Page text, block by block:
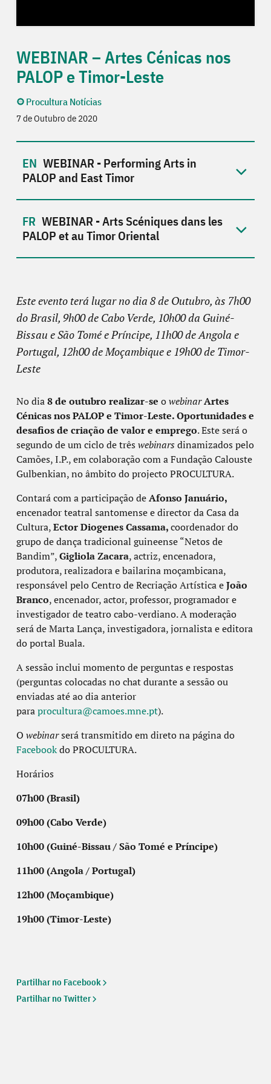
WEBINAR – Artes Cénicas nos
PALOP e Timor-Leste
Procultura Notícias
7 de Outubro de 2020
WEBINAR - Performing Arts in
PALOP and East Timor
WEBINAR - Arts Scéniques dans les
PALOP et au Timor Oriental
Este evento terá lugar no dia 8 de Outubro, às 7h00
do Brasil, 9h00 de Cabo Verde, 10h00 da Guiné-
Bissau e São Tomé e Príncipe, 11h00 de Angola e
Portugal, 12h00 de Moçambique e 19h00 de Timor-
Leste
No dia8 de outubro realizar-se owebinarArtes
Cénicas nos PALOP e Timor-Leste. Oportunidades e
desafios de criação de valor e emprego. Este será o
segundo de um ciclo de três webinars dinamizados pelo
Camões, I.P., em colaboração com a Fundação Calouste
Gulbenkian, no âmbito do projecto PROCULTURA.
Contará com a participação deAfonso Januário,
encenador teatral santomense e director da Casa da
Cultura,Ector Diogenes Cassama,coordenador do
grupo de dança tradicional guineense “Netos de
Bandim”,Gigliola Zacara, actriz, encenadora,
produtora, realizadora e bailarina moçambicana,
responsável pelo Centro de Recriação Artística eJoão
Branco, encenador, actor, professor, programador e
investigador de teatro cabo-verdiano. A moderação
será de Marta Lança, investigadora, jornalista e editora
do portal Buala.
A sessão inclui momento de perguntas e respostas
(perguntas colocadas no chat durante a sessão ou
enviadas até ao dia anterior
paraprocultura@camoes.mne.pt).
O webinarserá transmitido em direto na página do
Facebookdo PROCULTURA.
Horários
07h00 (Brasil)
09h00 (Cabo Verde)
10h00 (Guiné-Bissau / São Tomé e Príncipe)
11h00 (Angola / Portugal)
12h00 (Moçambique)
19h00 (Timor-Leste)
Partilhar no Facebook
Partilhar no Twitter